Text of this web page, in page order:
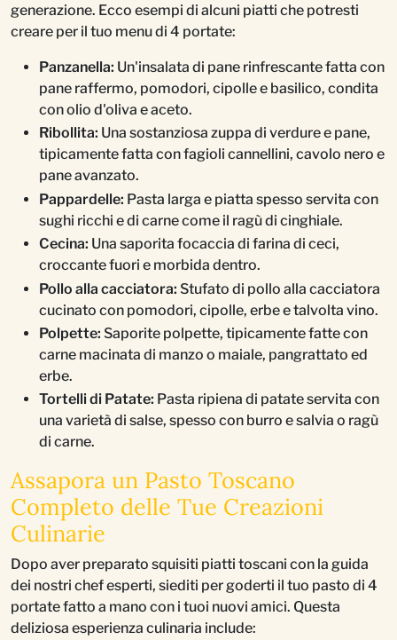
generazione. Ecco esempi di alcuni piatti che potresti
creare per il tuo menu di 4 portate:
Panzanella: Un'insalata di pane rinfrescante fatta con
pane raffermo, pomodori, cipolle e basilico, condita
con olio d'oliva e aceto.
Ribollita: Una sostanziosa zuppa di verdure e pane,
tipicamente fatta con fagioli cannellini, cavolo nero e
pane avanzato.
Pappardelle: Pasta larga e piatta spesso servita con
sughi ricchi e di carne come il ragù di cinghiale.
Cecina: Una saporita focaccia di farina di ceci,
croccante fuori e morbida dentro.
Pollo alla cacciatora: Stufato di pollo alla cacciatora
cucinato con pomodori, cipolle, erbe e talvolta vino.
Polpette: Saporite polpette, tipicamente fatte con
carne macinata di manzo o maiale, pangrattato ed
erbe.
Tortelli di Patate: Pasta ripiena di patate servita con
una varietà di salse, spesso con burro e salvia o ragù
di carne.
Assapora un Pasto Toscano
Completo delle Tue Creazioni
Culinarie
Dopo aver preparato squisiti piatti toscani con la guida
dei nostri chef esperti, siediti per goderti il tuo pasto di 4
portate fatto a mano con i tuoi nuovi amici. Questa
deliziosa esperienza culinaria include: